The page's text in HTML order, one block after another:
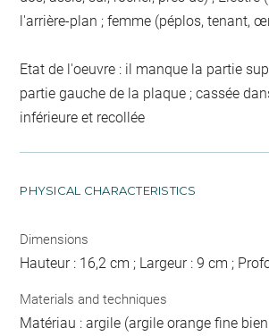
l'arrière-plan ; femme (péplos, tenant,
Etat de l'oeuvre : il manque la partie
partie gauche de la plaque ; cassée
inférieure et recollée
PHYSICAL CHARACTERISTICS
Dimensions
Hauteur : 16,2 cm ; Largeur : 9 cm ;
Materials and techniques
Matériau : argile (argile orange fine